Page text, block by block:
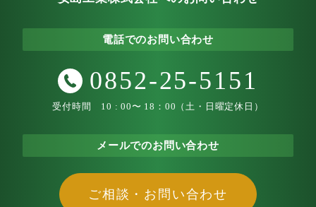
電話でのお問い合わせ
0852-25-5151
受付時間 10 : 00〜 18：00（土・日曜定休日）
メールでのお問い合わせ
ご相談・お問い合わせ